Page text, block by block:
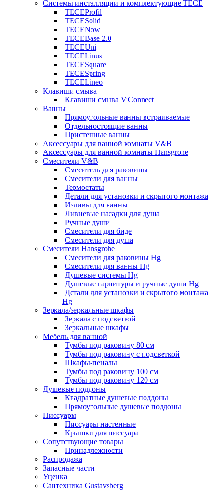
Системы инсталляции и комплектующие TECE
TECEProfil
TECESolid
TECENow
TECEBase 2.0
TECEUni
TECELinus
TECESquare
TECESpring
TECELineo
Клавиши смыва
Клавиши смыва ViConnect
Ванны
Прямоугольные ванны встраиваемые
Отдельностоящие ванны
Пристенные ванны
Аксессуары для ванной комнаты V&B
Аксессуары для ванной комнаты Hansgrohe
Смесители V&B
Смеситель для раковины
Смесители для ванны
Термостаты
Детали для установки и скрытого монтажа
Изливы для ванны
Ливневые насадки для душа
Ручные души
Смесители для биде
Смесители для душа
Смесители Hansgrohe
Смесители для раковины Hg
Смесители для ванны Hg
Душевые системы Hg
Душевые гарнитуры и ручные души Hg
Детали для установки и скрытого монтажа
Hg
Зеркала/зеркальные шкафы
Зеркала с подсветкой
Зеркальные шкафы
Мебель для ванной
Тумбы под раковину 80 см
Тумбы под раковину с подсветкой
Шкафы-пеналы
Тумбы под раковину 100 см
Тумбы под раковину 120 см
Душевые поддоны
Квадратные душевые поддоны
Прямоугольные душевые поддоны
Писсуары
Писсуары настенные
Крышки для писсуара
Сопутствующие товары
Принадлежности
Распродажа
Запасные части
Уценка
Сантехника Gustavsberg